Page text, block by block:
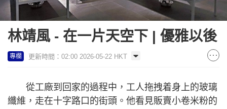
林靖風 - 在一片天空下 | 優雅以後
專欄 更新時間：02:00 2026-05-22 HKT
從工廠到回家的過程中，工人拖拽着身上的玻璃
纖維，走在十字路口的街頭。他看見販賣小卷米粉的